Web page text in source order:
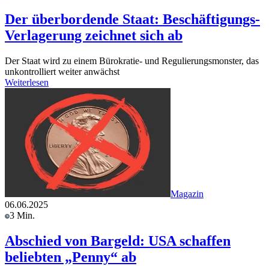
Der überbordende Staat: Beschäftigungs-
Verlagerung zeichnet sich ab
Der Staat wird zu einem Bürokratie- und Regulierungsmonster, das
unkontrolliert weiter anwächst
Weiterlesen
Magazin
06.06.2025
3 Min.
Abschied von Bargeld: USA schaffen
beliebten „Penny“ ab